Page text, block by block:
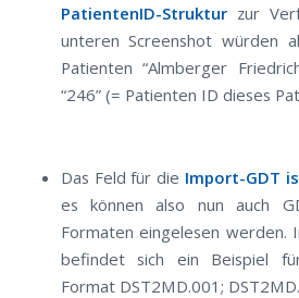
PatientenID-Strukturzur
unteren Screenshot würden
Patienten “Almberger
“246” (= Patienten ID dieses
Das Feld für die Import-GDT
es können also nun auch
Formaten eingelesen werden.
befindet sich ein Beispiel
Format DST2MD.001;